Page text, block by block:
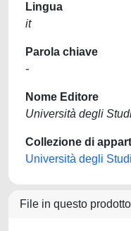
Lingua
it
Parola chiave
-
Nome Editore
Università degli
Collezione di
Università degli
File in questo